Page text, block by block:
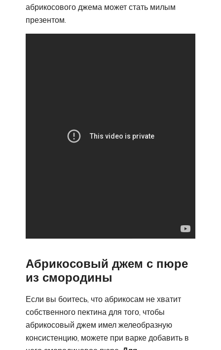
абрикосового джема может стать милым
презентом.
Абрикосовый джем с пюре
из смородины
Если вы боитесь, что абрикосам не хватит
собственного пектина для того, чтобы
абрикосовый джем имел желеобразную
консистенцию, можете при варке добавить в